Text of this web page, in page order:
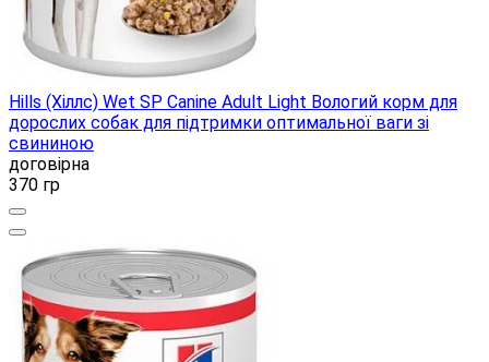
Hills (Хіллс) Wet SP Canine Adult Light Вологий корм для
дорослих собак для підтримки оптимальної ваги зі
свининою
договірна
370 гр